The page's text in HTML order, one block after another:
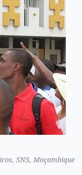
SNS, Moçambique